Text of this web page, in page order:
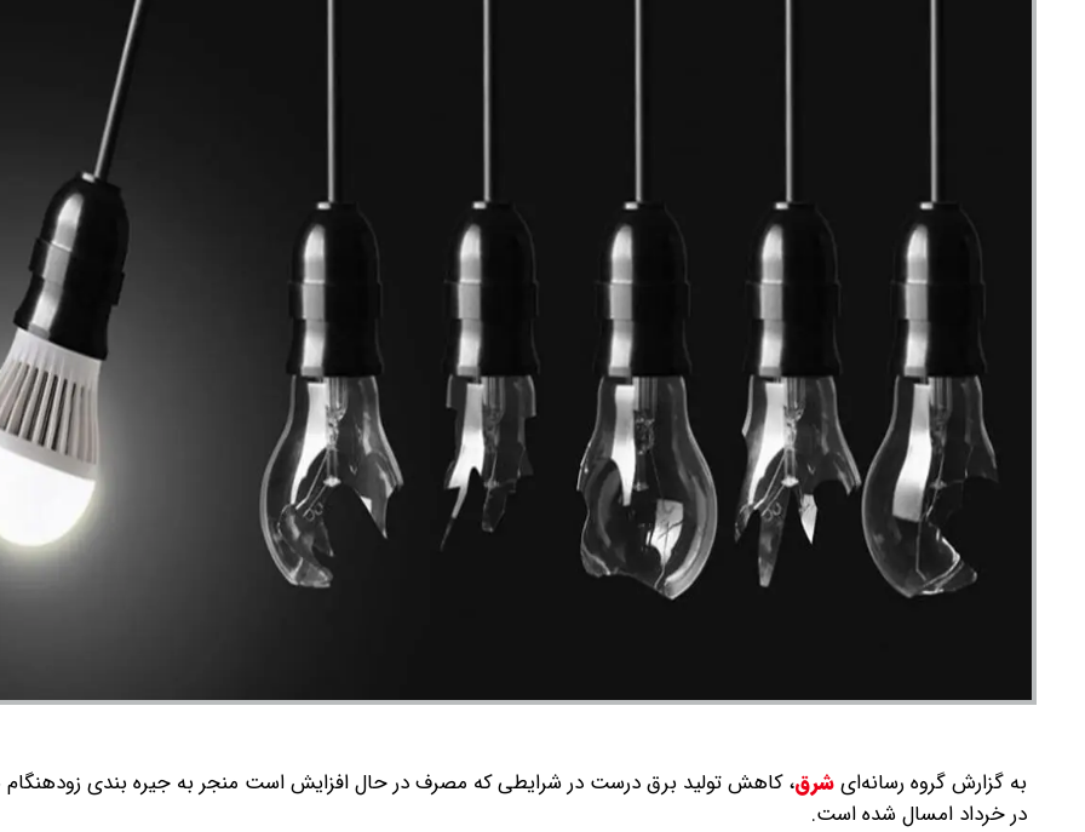
به گزارش گروه رسانه‌ایشرق،کاهش تولید برق درست در شرایطی که مصرف در حال افزایش است منجر به جیره بندی
در خرداد امسال شده است.